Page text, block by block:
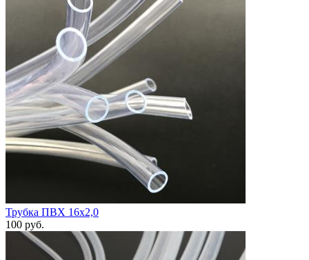
Трубка ПВХ 16х2,0
100 руб.